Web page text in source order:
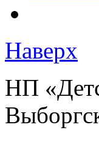
Наверх
НП